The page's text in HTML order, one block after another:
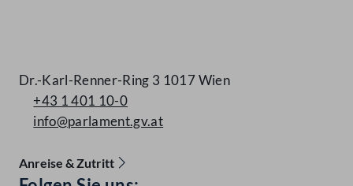
Dr.-Karl-Renner-Ring 3 1017 Wien
+43 1 401 10-0
info@parlament.gv.at
Anreise & Zutritt